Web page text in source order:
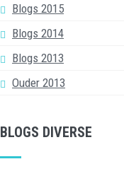
Blogs 2015
Blogs 2014
Blogs 2013
Ouder 2013
BLOGS DIVERSE